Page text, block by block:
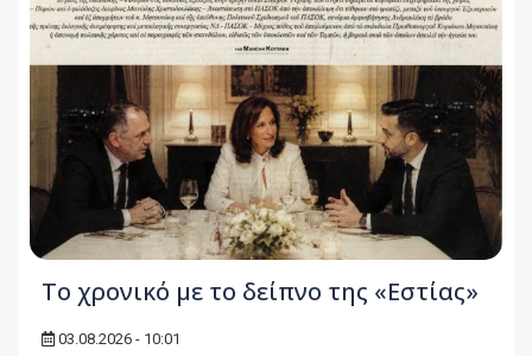
Το χρονικό με το δείπνο της «Εστίας»
03.08.2026 - 10:01